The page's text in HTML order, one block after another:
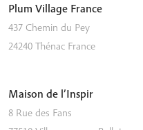
Plum Village France
437 Chemin du Pey
24240 Thénac France
Maison de l’Inspir
8 Rue des Fans